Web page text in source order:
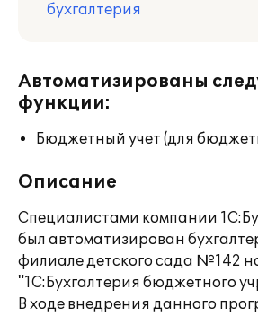
бухгалтерия
Автоматизированы
функции:
Бюджетный учет (для
Описание
Специалистами компании
был автоматизирован
филиале детского сада №142
"1С:Бухгалтерия бюджетного
В ходе внедрения данного